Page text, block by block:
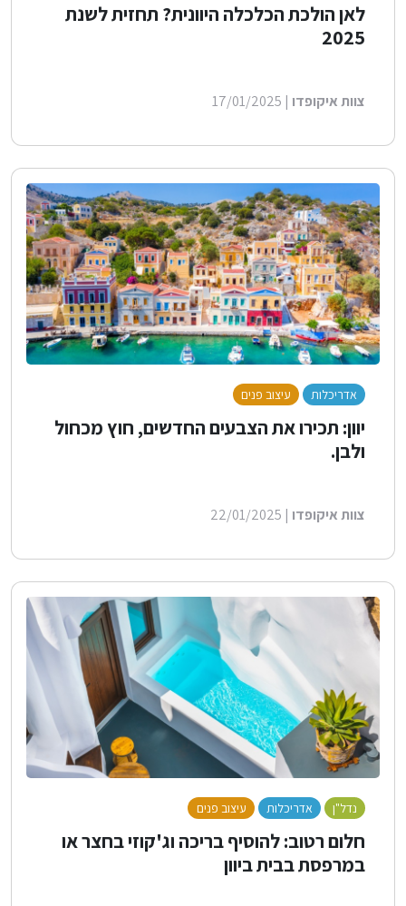
לאן הולכת הכלכלה היוונית? תחזית לשנת
2025
צוות איקופדו | 17/01/2025
אדריכלות עיצוב פנים
יוון: תכירו את הצבעים החדשים, חוץ מכחול
ולבן.
צוות איקופדו | 22/01/2025
נדל"ן אדריכלות עיצוב פנים
חלום רטוב: להוסיף בריכה וג'קוזי בחצר או
במרפסת בבית ביוון